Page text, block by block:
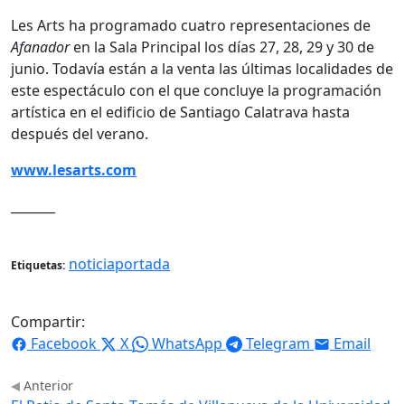
Les Arts ha programado cuatro representaciones de
Afanadoren la Sala Principal los días 27, 28, 29 y 30 de
junio. Todavía están a la venta las últimas localidades de
este espectáculo con el que concluye la programación
artística en el edificio de Santiago Calatrava hasta
después del verano.
www.lesarts.com
Etiquetas: noticiaportada
Compartir:
Facebook
X WhatsApp Telegram Email
Anterior